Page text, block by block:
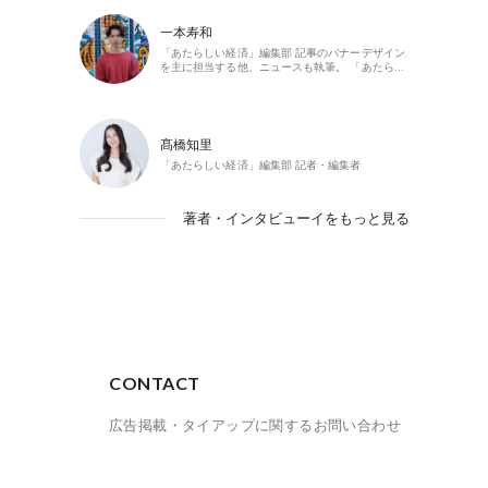
一本寿和
「あたらしい経済」編集部 記事のバナーデザイン
を主に担当する他、ニュースも執筆。 「あたら…
髙橋知里
「あたらしい経済」編集部 記者・編集者
著者・インタビューイをもっと見る
CONTACT
広告掲載・タイアップに関するお問い合わせ